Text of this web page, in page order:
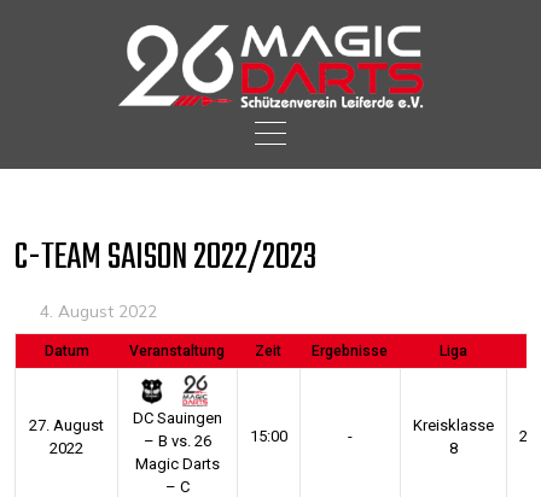
content
C-TEAM SAISON 2022/2023
4. August 2022
Datum Veranstaltung Zeit Ergebnisse Liga
27. August
2022
DC Sauingen
– B vs. 26
Magic Darts
– C
15:00 -
Kreisklasse
8